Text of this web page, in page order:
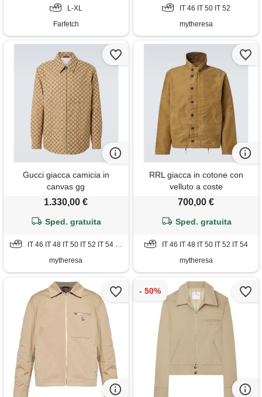
L-XL
Farfetch
IT 46 IT 50 IT 52
mytheresa
Gucci giacca camicia in
canvas gg
1.330,00 €
Sped. gratuita
IT 46 IT 48 IT 50 IT 52 IT 54 IT 56
mytheresa
RRL giacca in cotone con
velluto a coste
700,00 €
Sped. gratuita
IT 46 IT 48 IT 50 IT 52 IT 54
mytheresa